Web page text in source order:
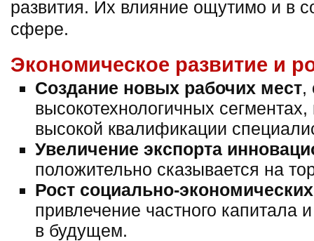
развития. Их влияние ощутимо и в
сфере.
Экономическое развитие и
Создание новых рабочих мест,
высокотехнологичных
высокой квалификации
Увеличение экспорта
положительно сказывается на
Рост социально-
привлечение частного капитала
в будущем.